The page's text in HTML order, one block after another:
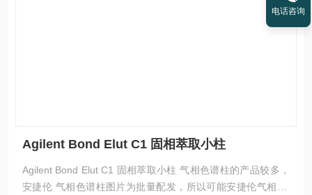
Agilent Bond Elut C1 固相萃取小柱
Agilent Bond Elut C1 固相萃取小柱 气相色谱柱的产品较多，
安捷伦 气相色谱柱图片为批量配发，所以可能安捷伦气相 色
电话咨询